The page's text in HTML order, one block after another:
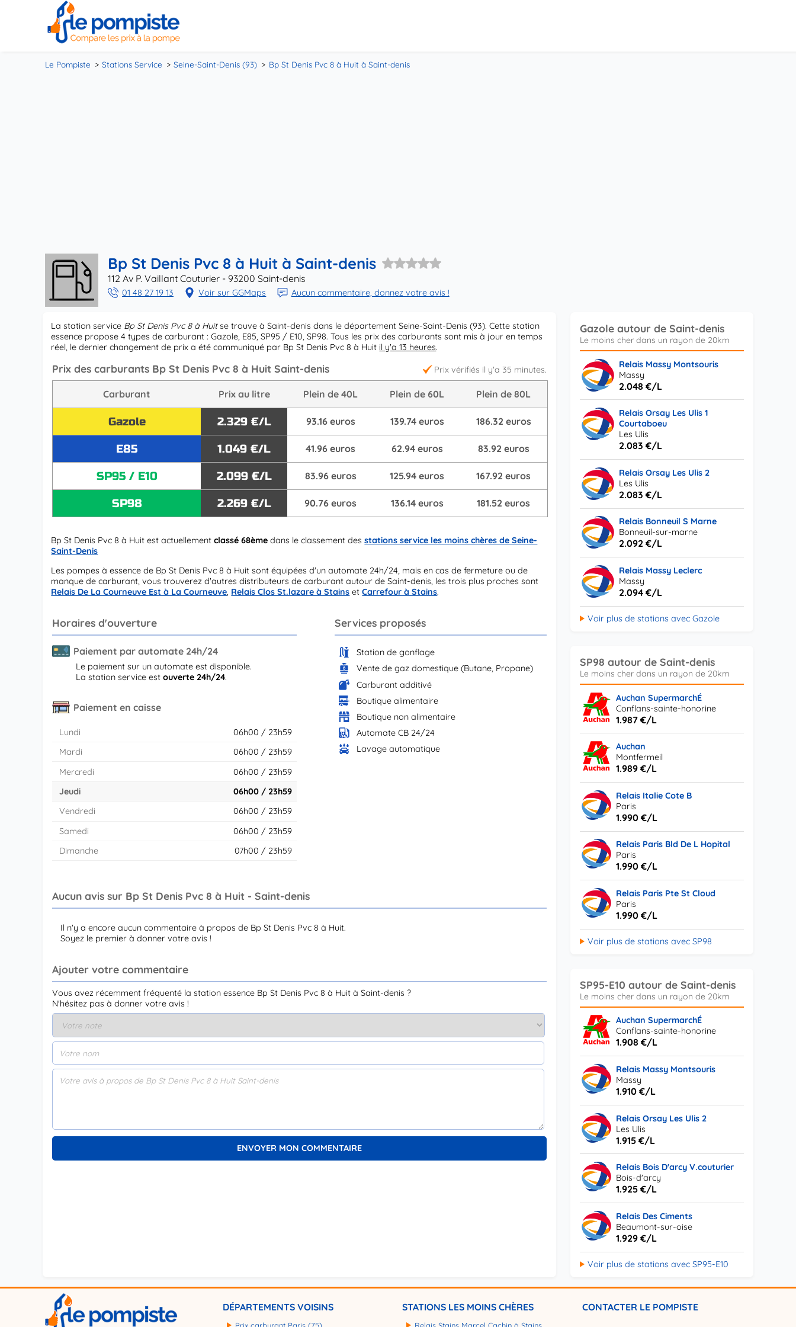
Le Pompiste Stations Service Seine-Saint-Denis (93) Bp St Denis Pvc 8 à Huit à Saint-denis
Bp St Denis Pvc 8 à Huit à Saint-denis
112 Av P. Vaillant Couturier - 93200 Saint-denis
01 48 27 19 13 Voir sur GGMaps Aucun commentaire, donnez votre avis !
La station service Bp St Denis Pvc 8 à Huitse trouve à Saint-denis dans le département Seine-Saint-Denis (93). Cette station
essence propose 4 types de carburant : Gazole, E85, SP95 / E10, SP98. Tous les prix des carburants sont mis à jour en temps
réel, le dernier changement de prix a été communiqué par Bp St Denis Pvc 8 à Huit il y'a 13 heures.
Prix vérifiés il y'a 35 minutes.
Prix des carburants Bp St Denis Pvc 8 à Huit Saint-denis
Carburant Prix au litre Plein de 40L Plein de 60L Plein de 80L
Gazole 2.329 €/L 93.16 euros 139.74 euros 186.32 euros
E85 1.049 €/L 41.96 euros 62.94 euros 83.92 euros
SP95 / E10 2.099 €/L 83.96 euros 125.94 euros 167.92 euros
SP98 2.269 €/L 90.76 euros 136.14 euros 181.52 euros
Bp St Denis Pvc 8 à Huit est actuellementclassé 68ème dans le classement desstations service les moins chères de Seine-
Saint-Denis
Les pompes à essence de Bp St Denis Pvc 8 à Huit sont équipées d'un automate 24h/24, mais en cas de fermeture ou de
manque de carburant, vous trouverez d'autres distributeurs de carburant autour de Saint-denis, les trois plus proches sont
Relais De La Courneuve Est à La Courneuve, Relais Clos St.lazare à Stains etCarrefour à Stains.
Horaires d'ouverture
Paiement par automate 24h/24
Le paiement sur un automate est disponible.
La station service est ouverte 24h/24.
Paiement en caisse
Lundi
06h00 / 23h59
Mardi
06h00 / 23h59
Mercredi
06h00 / 23h59
Jeudi
06h00 / 23h59
Vendredi
06h00 / 23h59
Samedi
06h00 / 23h59
Dimanche
07h00 / 23h59
Services proposés
Station de gonflage
Vente de gaz domestique (Butane, Propane)
Carburant additivé
Boutique alimentaire
Boutique non alimentaire
Automate CB 24/24
Lavage automatique
Aucun avis sur Bp St Denis Pvc 8 à Huit - Saint-denis
Il n'y a encore aucun commentaire à propos de Bp St Denis Pvc 8 à Huit.
Soyez le premier à donner votre avis !
Ajouter votre commentaire
Vous avez récemment fréquenté la station essence Bp St Denis Pvc 8 à Huit à Saint-denis ?
N'hésitez pas à donner votre avis !
Gazole autour de Saint-denis
Relais Massy Montsouris
Massy
2.048 €/L
Relais Orsay Les Ulis 1
Courtaboeu
Les Ulis
2.083 €/L
Relais Orsay Les Ulis 2
Les Ulis
2.083 €/L
Relais Bonneuil S Marne
Bonneuil-sur-marne
2.092 €/L
Relais Massy Leclerc
Massy
2.094 €/L
Voir plus de stations avec Gazole
SP98 autour de Saint-denis
Auchan SupermarchÉ
Conflans-sainte-honorine
1.987 €/L
Auchan
Montfermeil
1.989 €/L
Relais Italie Cote B
Paris
1.990 €/L
Relais Paris Bld De L Hopital
Paris
1.990 €/L
Relais Paris Pte St Cloud
Paris
1.990 €/L
Voir plus de stations avec SP98
SP95-E10 autour de Saint-denis
Auchan SupermarchÉ
Conflans-sainte-honorine
1.908 €/L
Relais Massy Montsouris
Massy
1.910 €/L
Relais Orsay Les Ulis 2
Les Ulis
1.915 €/L
Relais Bois D'arcy V.couturier
Bois-d'arcy
1.925 €/L
Relais Des Ciments
Beaumont-sur-oise
1.929 €/L
Voir plus de stations avec SP95-E10
DÉPARTEMENTS VOISINS STATIONS LES MOINS CHÈRES CONTACTER LE POMPISTE